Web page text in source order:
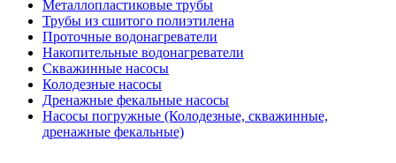
Металлопластиковые трубы
Трубы из сшитого полиэтилена
Проточные водонагреватели
Накопительные водонагреватели
Скважинные насосы
Колодезные насосы
Дренажные фекальные насосы
Насосы погружные (Колодезные, скважинные,
дренажные фекальные)